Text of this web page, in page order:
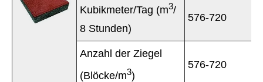
Kubikmeter/Tag (m3/
8 Stunden)
576-720
Anzahl der Ziegel
(Blöcke/m3)
576-720